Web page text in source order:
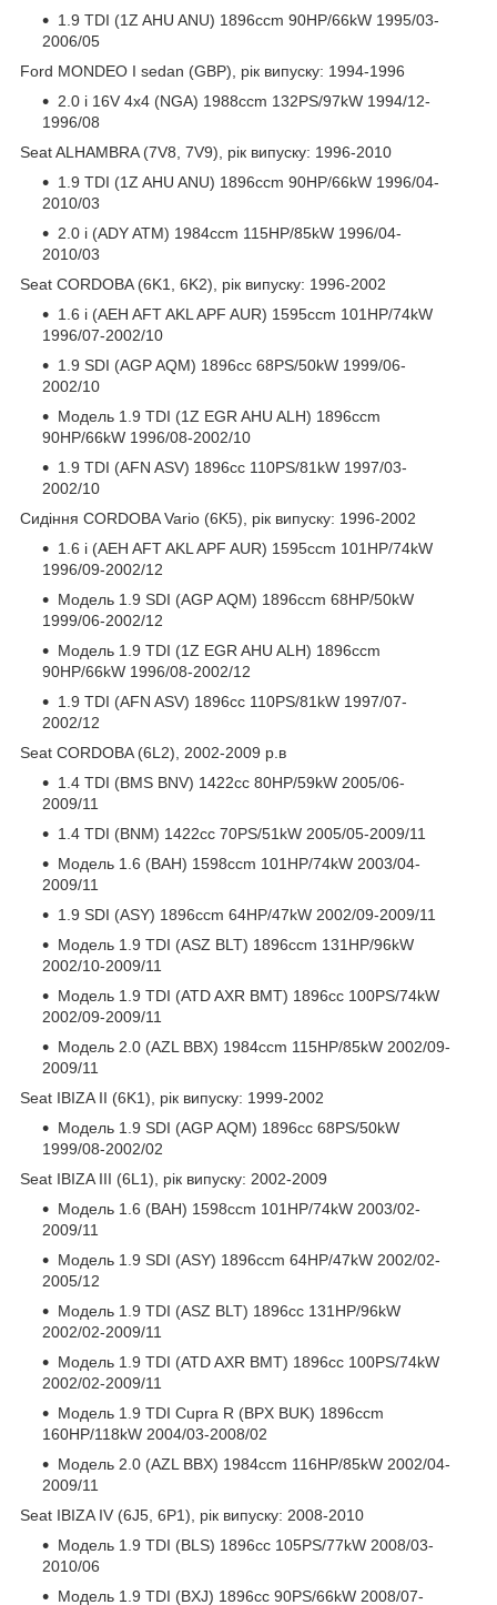
1.9 TDI (1Z AHU ANU) 1896ccm 90HP/66kW 1995/03-
2006/05
Ford MONDEO I sedan (GBP), рік випуску: 1994-1996
2.0 i 16V 4x4 (NGA) 1988ccm 132PS/97kW 1994/12-
1996/08
Seat ALHAMBRA (7V8, 7V9), рік випуску: 1996-2010
1.9 TDI (1Z AHU ANU) 1896ccm 90HP/66kW 1996/04-
2010/03
2.0 i (ADY ATM) 1984ccm 115HP/85kW 1996/04-
2010/03
Seat CORDOBA (6K1, 6K2), рік випуску: 1996-2002
1.6 i (AEH AFT AKL APF AUR) 1595ccm 101HP/74kW
1996/07-2002/10
1.9 SDI (AGP AQM) 1896cc 68PS/50kW 1999/06-
2002/10
Модель 1.9 TDI (1Z EGR AHU ALH) 1896ccm
90HP/66kW 1996/08-2002/10
1.9 TDI (AFN ASV) 1896cc 110PS/81kW 1997/03-
2002/10
Сидіння CORDOBA Vario (6K5), рік випуску: 1996-2002
1.6 i (AEH AFT AKL APF AUR) 1595ccm 101HP/74kW
1996/09-2002/12
Модель 1.9 SDI (AGP AQM) 1896ccm 68HP/50kW
1999/06-2002/12
Модель 1.9 TDI (1Z EGR AHU ALH) 1896ccm
90HP/66kW 1996/08-2002/12
1.9 TDI (AFN ASV) 1896cc 110PS/81kW 1997/07-
2002/12
Seat CORDOBA (6L2), 2002-2009 р.в
1.4 TDI (BMS BNV) 1422cc 80HP/59kW 2005/06-
2009/11
1.4 TDI (BNM) 1422cc 70PS/51kW 2005/05-2009/11
Модель 1.6 (BAH) 1598ccm 101HP/74kW 2003/04-
2009/11
1.9 SDI (ASY) 1896ccm 64HP/47kW 2002/09-2009/11
Модель 1.9 TDI (ASZ BLT) 1896ccm 131HP/96kW
2002/10-2009/11
Модель 1.9 TDI (ATD AXR BMT) 1896cc 100PS/74kW
2002/09-2009/11
Модель 2.0 (AZL BBX) 1984ccm 115HP/85kW 2002/09-
2009/11
Seat IBIZA II (6K1), рік випуску: 1999-2002
Модель 1.9 SDI (AGP AQM) 1896cc 68PS/50kW
1999/08-2002/02
Seat IBIZA III (6L1), рік випуску: 2002-2009
Модель 1.6 (BAH) 1598ccm 101HP/74kW 2003/02-
2009/11
Модель 1.9 SDI (ASY) 1896ccm 64HP/47kW 2002/02-
2005/12
Модель 1.9 TDI (ASZ BLT) 1896cc 131HP/96kW
2002/02-2009/11
Модель 1.9 TDI (ATD AXR BMT) 1896cc 100PS/74kW
2002/02-2009/11
Модель 1.9 TDI Cupra R (BPX BUK) 1896ccm
160HP/118kW 2004/03-2008/02
Модель 2.0 (AZL BBX) 1984ccm 116HP/85kW 2002/04-
2009/11
Seat IBIZA IV (6J5, 6P1), рік випуску: 2008-2010
Модель 1.9 TDI (BLS) 1896cc 105PS/77kW 2008/03-
2010/06
Модель 1.9 TDI (BXJ) 1896cc 90PS/66kW 2008/07-